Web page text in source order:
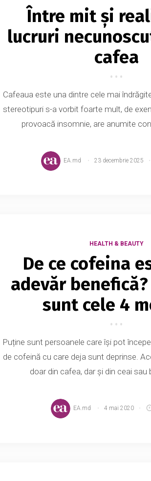
Între mit și
lucruri
cafea
Cafeaua este una dintre cele mai
stereotipuri s-a vorbit foarte mult, de
provoacă insomnie, are anumite
EA.md 23 decembrie 2025
HEALTH & BEAUTY
De ce cofeina
adevăr
sunt cele 4
Puține sunt persoanele care își pot
de cofeină cu care deja sunt deprinse.
doar din cafea, dar și din ceai sau
EA.md 4 mai 2020